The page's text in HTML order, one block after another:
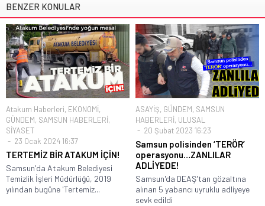
BENZER KONULAR
Atakum Haberleri, EKONOMİ,
GÜNDEM, SAMSUN HABERLERİ,
SİYASET
23 Ocak 2024 16:37
TERTEMİZ BİR ATAKUM İÇİN!
Samsun'da Atakum Belediyesi
Temizlik İşleri Müdürlüğü, 2019
yılından bugüne 'Tertemiz...
ASAYİŞ, GÜNDEM, SAMSUN
HABERLERİ, ULUSAL
20 Şubat 2023 16:23
Samsun polisinden ‘TERÖR’
operasyonu…ZANLILAR
ADLİYEDE!
Samsun'da DEAŞ'tan gözaltına
alınan 5 yabancı uyruklu adliyeye
sevk edildi